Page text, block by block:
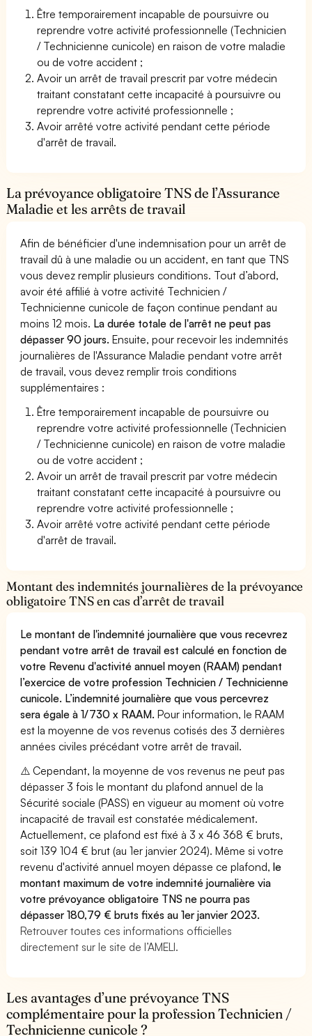
Être temporairement incapable de poursuivre ou
reprendre votre activité professionnelle (Technicien
/ Technicienne cunicole) en raison de votre maladie
ou de votre accident ;
Avoir un arrêt de travail prescrit par votre médecin
traitant constatant cette incapacité à poursuivre ou
reprendre votre activité professionnelle ;
Avoir arrêté votre activité pendant cette période
d'arrêt de travail.
La prévoyance obligatoire TNS de l’Assurance
Maladie et les arrêts de travail
Afin de bénéficier d'une indemnisation pour un arrêt de
travail dû à une maladie ou un accident, en tant que TNS
vous devez remplir plusieurs conditions. Tout d’abord,
avoir été affilié à votre activité Technicien /
Technicienne cunicole de façon continue pendant au
moins 12 mois. La durée totale de l'arrêt ne peut pas
dépasser 90 jours. Ensuite, pour recevoir les indemnités
journalières de l'Assurance Maladie pendant votre arrêt
de travail, vous devez remplir trois conditions
supplémentaires :
Être temporairement incapable de poursuivre ou
reprendre votre activité professionnelle (Technicien
/ Technicienne cunicole) en raison de votre maladie
ou de votre accident ;
Avoir un arrêt de travail prescrit par votre médecin
traitant constatant cette incapacité à poursuivre ou
reprendre votre activité professionnelle ;
Avoir arrêté votre activité pendant cette période
d'arrêt de travail.
Montant des indemnités journalières de la prévoyance
obligatoire TNS en cas d’arrêt de travail
Le montant de l'indemnité journalière que vous recevrez
pendant votre arrêt de travail est calculé en fonction de
votre Revenu d'activité annuel moyen (RAAM) pendant
l’exercice de votre profession Technicien / Technicienne
cunicole. L’indemnité journalière que vous percevrez
sera égale à 1/730 x RAAM. Pour information, le RAAM
est la moyenne de vos revenus cotisés des 3 dernières
années civiles précédant votre arrêt de travail.
⚠️ Cependant, la moyenne de vos revenus ne peut pas
dépasser 3 fois le montant du plafond annuel de la
Sécurité sociale (PASS) en vigueur au moment où votre
incapacité de travail est constatée médicalement.
Actuellement, ce plafond est fixé à 3 x 46 368 € bruts,
soit 139 104 € brut (au 1er janvier 2024). Même si votre
revenu d'activité annuel moyen dépasse ce plafond,le
montant maximum de votre indemnité journalière via
votre prévoyance obligatoire TNS ne pourra pas
dépasser 180,79 € bruts fixés au 1er janvier 2023.
Retrouver toutes ces informations officielles
directement sur le site de l’AMELI.
Les avantages d’une prévoyance TNS
complémentaire pour la profession Technicien /
Technicienne cunicole ?